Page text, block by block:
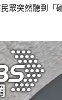
眾突然聽到「